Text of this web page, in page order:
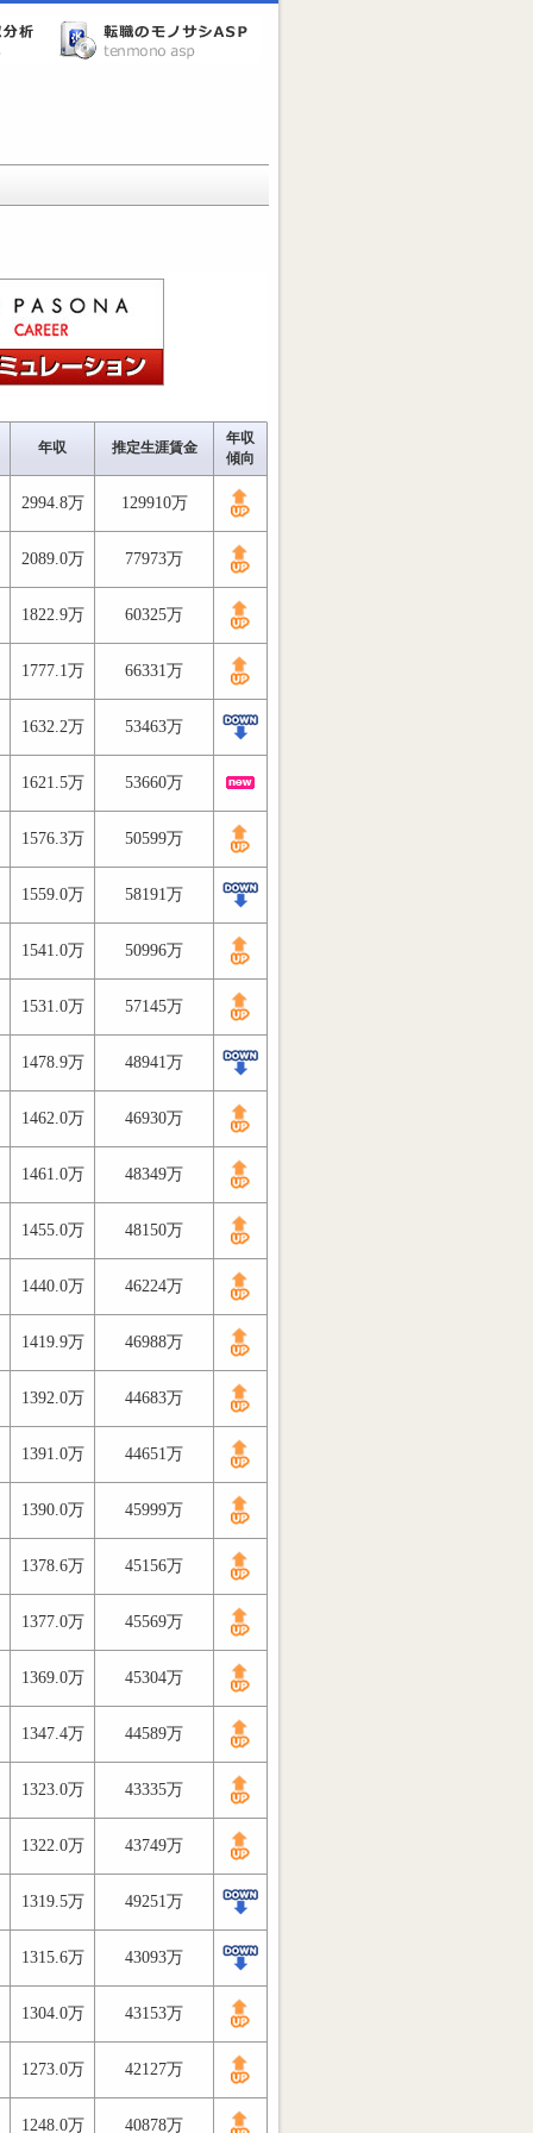
年収 推定生涯賃金
年収
傾向
2994.8万 129910万
2089.0万 77973万
1822.9万 60325万
1777.1万 66331万
1632.2万 53463万
1621.5万 53660万
1576.3万 50599万
1559.0万 58191万
1541.0万 50996万
1531.0万 57145万
1478.9万 48941万
1462.0万 46930万
1461.0万 48349万
1455.0万 48150万
1440.0万 46224万
1419.9万 46988万
1392.0万 44683万
1391.0万 44651万
1390.0万 45999万
1378.6万 45156万
1377.0万 45569万
1369.0万 45304万
1347.4万 44589万
1323.0万 43335万
1322.0万 43749万
1319.5万 49251万
1315.6万 43093万
1304.0万 43153万
1273.0万 42127万
1248.0万 40878万